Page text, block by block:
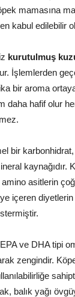
mamasına
kabul edilebilir
kurutulmuş
İşlemlerden
bir aroma
daha hafif olur
bir
kaynağıdır.
asitlerin
içeren
ve DHA tipi
zengindir.
balık yağı